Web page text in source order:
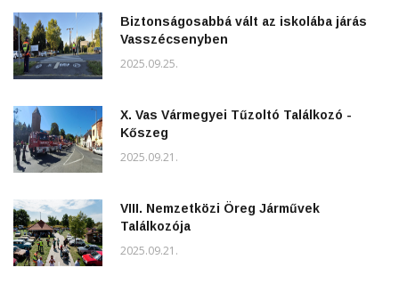
Biztonságosabbá vált az iskolába járás
Vasszécsenyben
2025.09.25.
X. Vas Vármegyei Tűzoltó Találkozó -
Kőszeg
2025.09.21.
VIII. Nemzetközi Öreg Járművek
Találkozója
2025.09.21.